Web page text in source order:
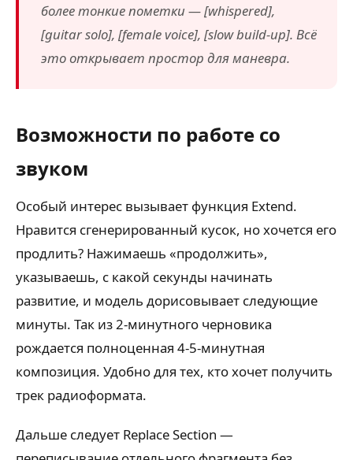
более тонкие пометки — [whispered],
[guitar solo], [female voice], [slow build-up]. Всё
это открывает простор для маневра.
Возможности по работе со
звуком
Особый интерес вызывает функция Extend.
Нравится сгенерированный кусок, но хочется его
продлить? Нажимаешь «продолжить»,
указываешь, с какой секунды начинать
развитие, и модель дорисовывает следующие
минуты. Так из 2-минутного черновика
рождается полноценная 4-5-минутная
композиция. Удобно для тех, кто хочет получить
трек радиоформата.
Дальше следует Replace Section —